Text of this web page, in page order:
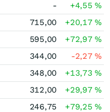
- +4,55%
715,00 +20,17%
595,00 +72,97%
344,00 -2,27%
348,00 +13,73%
312,00 +29,97%
246,75 +79,25%